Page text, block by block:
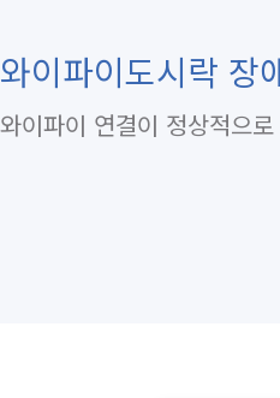
와이파이도시락 장
와이파이 연결이 정상적으